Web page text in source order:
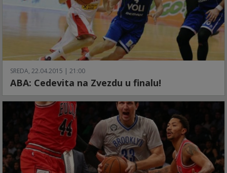
SREDA, 22.04.2015 | 21:00
ABA: Cedevita na Zvezdu u finalu!